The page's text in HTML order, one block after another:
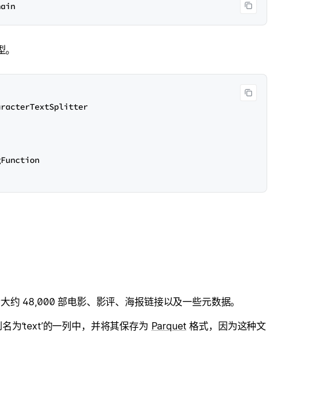
约 48,000 部电影、影评、海报链接以及一些元数据。
为‘text’的一列中，并将其保存为 Parquet 格式，因为这种文